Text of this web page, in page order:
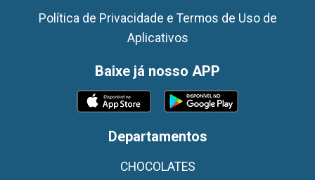
Política de Privacidade e Termos de Uso de
Aplicativos
Baixe já nosso APP
Departamentos
CHOCOLATES